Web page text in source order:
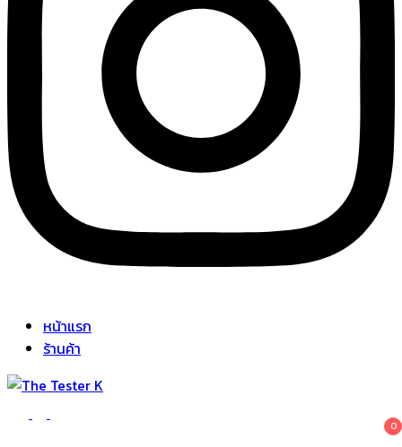
หน้าแรก
ร้านค้า
The Tester K
Korean cosmetics 0